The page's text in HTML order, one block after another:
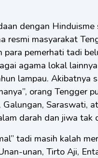
dengan
resmi masyarakat
para pemerhati tadi
agama lokal
lampau. Akibatnya
orang Tengger
Saraswati,
darah dan jiwa tak
tadi masih kalah
unan, Tirto Aji,